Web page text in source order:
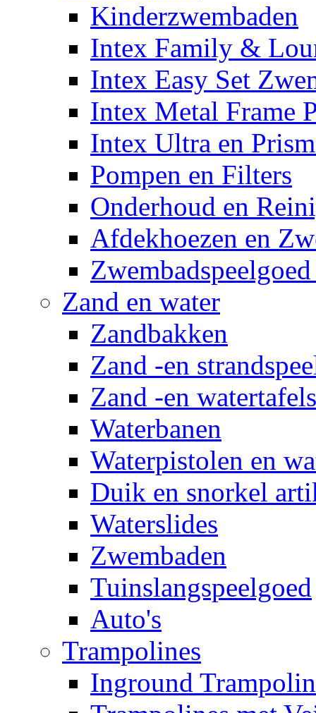
Kinderzwembaden
Intex Family &
Intex Easy Set
Intex Metal Frame
Intex Ultra en
Pompen en Filters
Onderhoud en
Afdekhoezen en
Zand en water
Zandbakken
Zand -en
Zand -en watertafels
Waterbanen
Waterpistolen en
Duik en snorkel
Waterslides
Zwembaden
Tuinslangspeelgoed
Auto's
Trampolines
Inground